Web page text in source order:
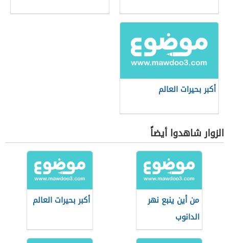
أكبر بحيرات العالم
الزوار شاهدوا أيضاً
من أين ينبع نهر
الدانوب
أكبر بحيرات العالم